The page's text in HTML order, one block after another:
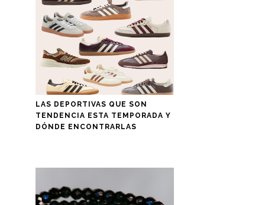
LAS DEPORTIVAS QUE SON
TENDENCIA ESTA TEMPORADA Y
DÓNDE ENCONTRARLAS